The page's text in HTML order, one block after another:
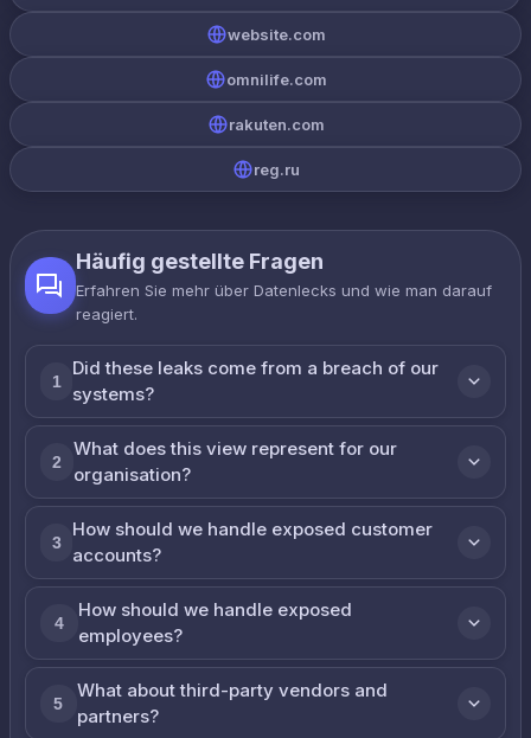
website.com
omnilife.com
rakuten.com
reg.ru
Häufig gestellte Fragen
Erfahren Sie mehr über Datenlecks und wie man darauf
reagiert.
1
Did these leaks come from a breach of our
systems?
2
What does this view represent for our
organisation?
3
How should we handle exposed customer
accounts?
4
How should we handle exposed
employees?
5
What about third-party vendors and
partners?